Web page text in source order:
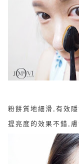
粉餅質地細滑,有效
提亮度的效果不錯,